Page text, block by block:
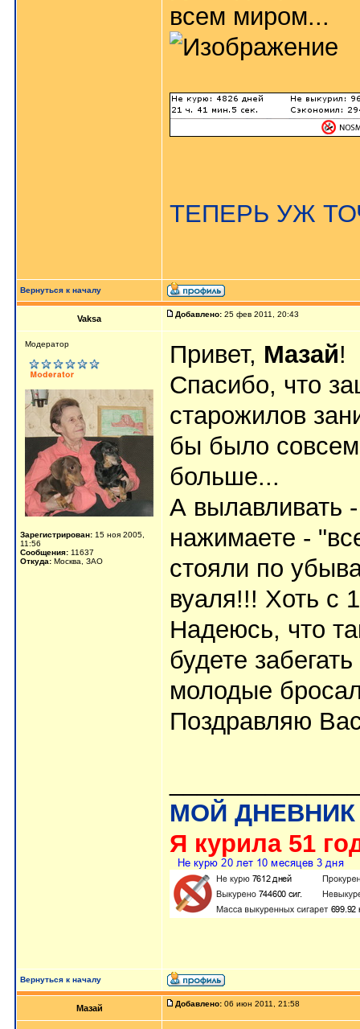
всем миром...
ТЕПЕРЬ УЖ
Вернуться к началу
Vaksa Добавлено: 25 фев 2011, 20:43
Модератор
Зарегистрирован: 15 ноя 2005,
11:56
Сообщения: 11637
Откуда: Москва, ЗАО
Привет, Мазай!
Спасибо, что
старожилов
бы было совсем
больше...
А вылавливать
нажимаете -
стояли по
вуаля!!! Хоть с
Надеюсь, что
будете
молодые
Поздравляю
МОЙ ДНЕВНИК
Я курила 51
Вернуться к началу
Мазай Добавлено: 06 июн 2011, 21:58